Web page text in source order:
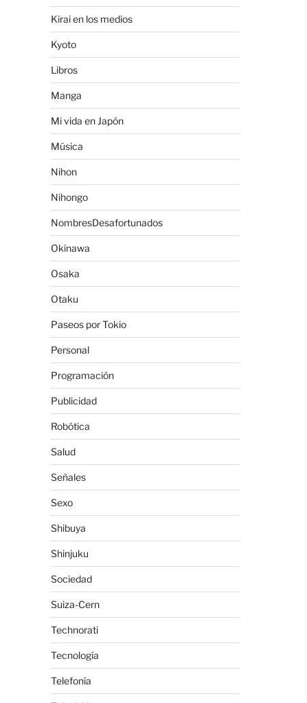
Kirai en los medios
Kyoto
Libros
Manga
Mi vida en Japón
Música
Nihon
Nihongo
NombresDesafortunados
Okinawa
Osaka
Otaku
Paseos por Tokio
Personal
Programación
Publicidad
Robótica
Salud
Señales
Sexo
Shibuya
Shinjuku
Sociedad
Suiza-Cern
Technorati
Tecnología
Telefonía